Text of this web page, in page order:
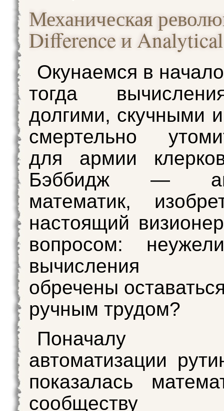
Механическая
Difference и
Окунаемся в
тогда
долгими, скучными
смертельно
для армии
Бэббидж —
математик,
настоящий
вопросом:
вычисления
обречены
ручным трудом?
Поначалу
автоматизации
показалась
сообществу